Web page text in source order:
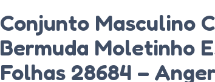
Conjunto Masculino
Bermuda Moletinho
Folhas 28684 –